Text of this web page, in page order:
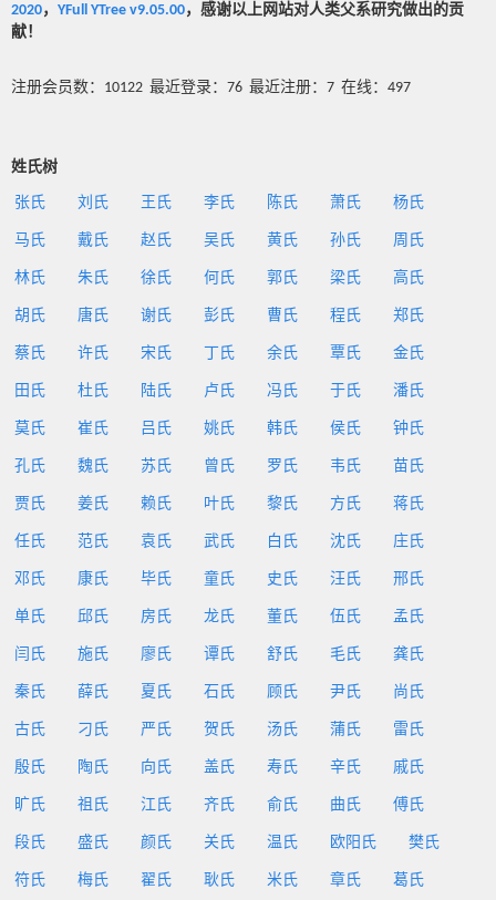
2020， YFull YTree v9.05.00，感谢以上网站对人类父系研究做出的贡
献！
注册会员数：10122 最近登录：76 最近注册：7 在线：497
姓氏树
张氏 刘氏 王氏 李氏 陈氏 萧氏 杨氏
马氏 戴氏 赵氏 吴氏 黄氏 孙氏 周氏
林氏 朱氏 徐氏 何氏 郭氏 梁氏 高氏
胡氏 唐氏 谢氏 彭氏 曹氏 程氏 郑氏
蔡氏 许氏 宋氏 丁氏 余氏 覃氏 金氏
田氏 杜氏 陆氏 卢氏 冯氏 于氏 潘氏
莫氏 崔氏 吕氏 姚氏 韩氏 侯氏 钟氏
孔氏 魏氏 苏氏 曾氏 罗氏 韦氏 苗氏
贾氏 姜氏 赖氏 叶氏 黎氏 方氏 蒋氏
任氏 范氏 袁氏 武氏 白氏 沈氏 庄氏
邓氏 康氏 毕氏 童氏 史氏 汪氏 邢氏
单氏 邱氏 房氏 龙氏 董氏 伍氏 孟氏
闫氏 施氏 廖氏 谭氏 舒氏 毛氏 龚氏
秦氏 薛氏 夏氏 石氏 顾氏 尹氏 尚氏
古氏 刁氏 严氏 贺氏 汤氏 蒲氏 雷氏
殷氏 陶氏 向氏 盖氏 寿氏 辛氏 戚氏
旷氏 祖氏 江氏 齐氏 俞氏 曲氏 傅氏
段氏 盛氏 颜氏 关氏 温氏 欧阳氏 樊氏
符氏 梅氏 翟氏 耿氏 米氏 章氏 葛氏